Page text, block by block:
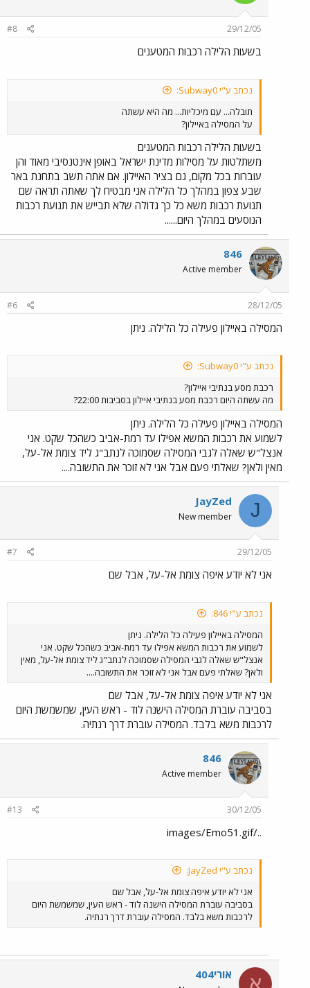
29/12/05
#8
בשעות הלילה רכבות המטענים
נכתב ע"י Subway0:
תובלה... עם מיכליות... מה היא עשתה
על המסילה באיילון?
בשעות הלילה רכבות המטענים
משתלטות על מסילות מדינת ישראל באופן אינטנסיבי מאוד והן
עוברות בכל מקום, גם בציר האיילון. אם אתה תשב בתחנת באר
שבע צפון במהלך כל הלילה אני מבטיח לך שאתה תראה שם
תנועת רכבות משא כל כך גדולה שלא תבייש את תנועת רכבות
הנוסעים במהלך היום......
846
Active member
28/12/05
#6
המסילה באיילון פעילה כל הלילה. ניתן
נכתב ע"י Subway0:
רכבת מסע בנתיבי איילון?
מה עשתה היום רכבת מסע בנתיבי איילון בסביבות 22:00?
המסילה באיילון פעילה כל הלילה. ניתן
לשמוע את רכבות המשא אפילו עד רמת-אביב כשהכל שקט. אני
אנצל"ש שאלה לגבי המסילה שסמוכה לנתב"ג ליד צומת אל-על,
מאין ולאן? שאלתי פעם אבל אני לא זוכר את התשובה....
J
JayZed
New member
29/12/05
#7
אני לא יודע איפה צומת אל-על, אבל שם
נכתב ע"י 846:
המסילה באיילון פעילה כל הלילה. ניתן
לשמוע את רכבות המשא אפילו עד רמת-אביב כשהכל שקט. אני
אנצל"ש שאלה לגבי המסילה שסמוכה לנתב"ג ליד צומת אל-על, מאין
ולאן? שאלתי פעם אבל אני לא זוכר את התשובה....
אני לא יודע איפה צומת אל-על, אבל שם
בסביבה עוברת המסילה הישנה לוד - ראש העין, שמשמשת היום
לרכבות משא בלבד. המסילה עוברת דרך רנתיה.
846
Active member
30/12/05
#13
../images/Emo51.gif
נכתב ע"י JayZed:
אני לא יודע איפה צומת אל-על, אבל שם
בסביבה עוברת המסילה הישנה לוד - ראש העין, שמשמשת היום
לרכבות משא בלבד. המסילה עוברת דרך רנתיה.
א אורי404